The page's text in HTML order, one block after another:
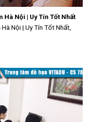
Hà Nội | Uy Tín Tốt Nhất
Nội | Uy Tín Tốt Nhất,